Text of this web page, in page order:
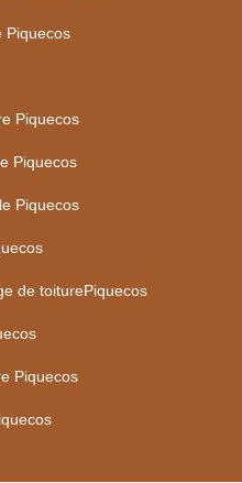
Piquecos
Piquecos
Piquecos
Piquecos
de toiturePiquecos
Piquecos